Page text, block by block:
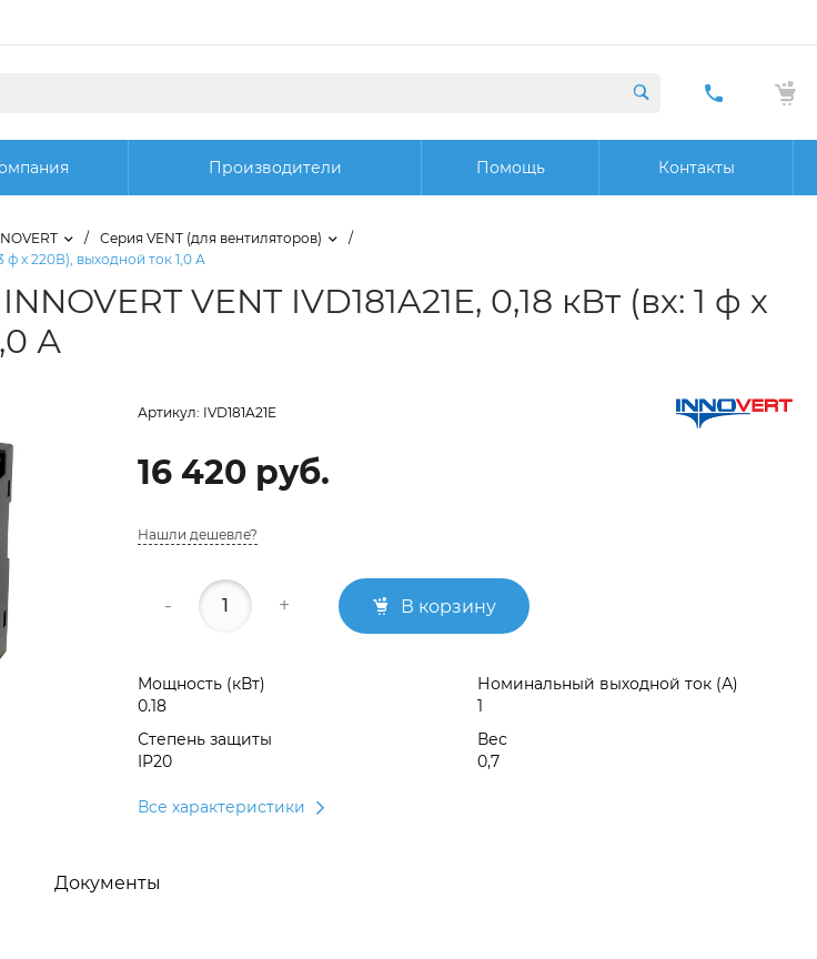
+7 (423)
20 32
Производители Помощь Контакты
/ Серия VENT (для вентиляторов)
/
ф х 220В), выходной ток 1,0 А
VENT IVD181A21E, 0,18 кВт (вх: 1 ф х
А
Артикул: IVD181A21E
16 420 руб.
Нашли дешевле?
- + В корзину
Мощность (кВт)
0.18
Номинальный выходной ток (А)
1
Степень защиты
IP20
Вес
0,7
Все характеристики
Документы